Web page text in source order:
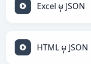
Excel မှ JSON
HTML မှ JSON